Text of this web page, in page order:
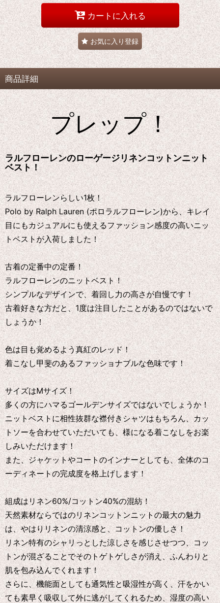
カートに入れる
お気に入り登録
商品詳細
プレップ！
ラルフローレンのローゲージリネンコットンニット
ベスト！
ラルフローレンらしい1枚！
Polo by Ralph Lauren (ポロラルフローレン)から、キレイ
目にもカジュアルにも使えるファッション感度の高いニッ
トベストが入荷しました！
古着の定番中の定番！
ラルフローレンのニットベスト！
シンプルなデザインで、着回し力の高さが自慢です！
古着好きな方だと、1度は注目したことがあるのではないで
しょうか！
色は目も覚めるよう真紅のレッド！
着こなし甲斐のあるファッショナブルな色味です！
サイズはMサイズ！
多くの方にハマるゴールデンサイズではないでしょうか！
ニットベストに相性抜群な襟付きシャツはもちろん、カッ
トソーを合わせていただいても、様になる着こなしをお楽
しみいただけます！
また、ジャケットやコートのインナーとしても、全体のコ
ーディネートの完成度を格上げします！
組成はリネン60%/コットン40%の混紡！
天然素材ならではのリネンコットンニットの最大の魅力
は、やはりリネンの清涼感と、コットンの優しさ！
リネン特有のシャリっとした涼しさを感じさせつつ、コッ
トンが混ざることでそのトゲトゲしさが消え、ふんわりと
肌を包み込んでくれます！
さらに、機能面としても通気性と吸湿性が高く、汗をかい
ても素早く吸収して外に逃がしてくれるため、湿度の高い